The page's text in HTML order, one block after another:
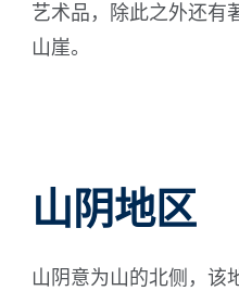
艺术品，除此之外还有
山崖。
山阴地区
山阴意为山的北侧，该